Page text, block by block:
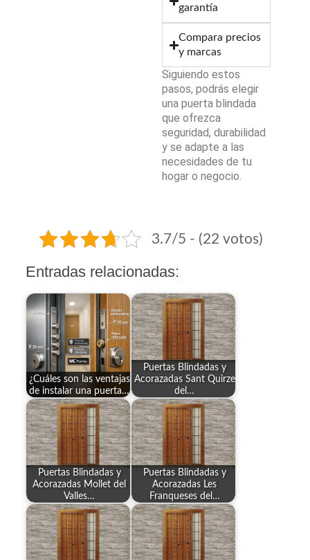
garantía
Compara precios
y marcas
Siguiendo estos
pasos, podrás elegir
una puerta blindada
que ofrezca
seguridad, durabilidad
y se adapte a las
necesidades de tu
hogar o negocio.
3.7/5 - (22 votos)
Entradas relacionadas:
¿Cuáles son las ventajas
de instalar una puerta…
Puertas Blindadas y
Acorazadas Sant Quirze
del…
Puertas Blindadas y
Acorazadas Mollet del
Valles…
Puertas Blindadas y
Acorazadas Les
Franqueses del…